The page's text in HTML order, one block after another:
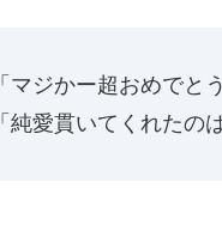
「マジかー超おめでと
「純愛貫いてくれたの